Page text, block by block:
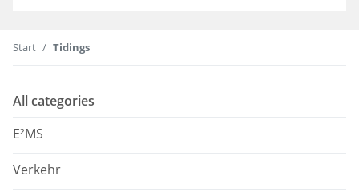
Start Tidings
All categories
E²MS
Verkehr